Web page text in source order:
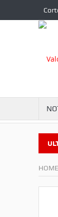
a Camucia?
HOME